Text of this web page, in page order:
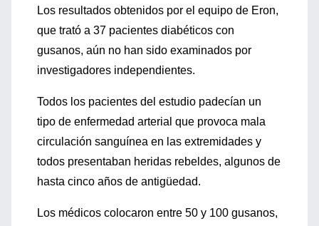
Los resultados obtenidos por el equipo de Eron,
que trató a 37 pacientes diabéticos con
gusanos, aún no han sido examinados por
investigadores independientes.
Todos los pacientes del estudio padecían un
tipo de enfermedad arterial que provoca mala
circulación sanguínea en las extremidades y
todos presentaban heridas rebeldes, algunos de
hasta cinco años de antigüedad.
Los médicos colocaron entre 50 y 100 gusanos,